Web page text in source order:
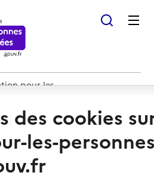
pour les
Accès par besoin
des cookies
les-